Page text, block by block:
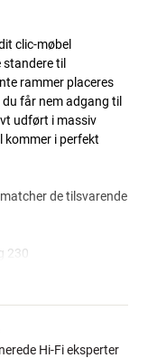
clic-møbel
standere til
rammer placeres
får nem adgang til
udført i massiv
kommer i perfekt
de tilsvarende
230
221-2 og 231
i sæt a 2 stk.
bredde medfølger.
Hi-Fi eksperter